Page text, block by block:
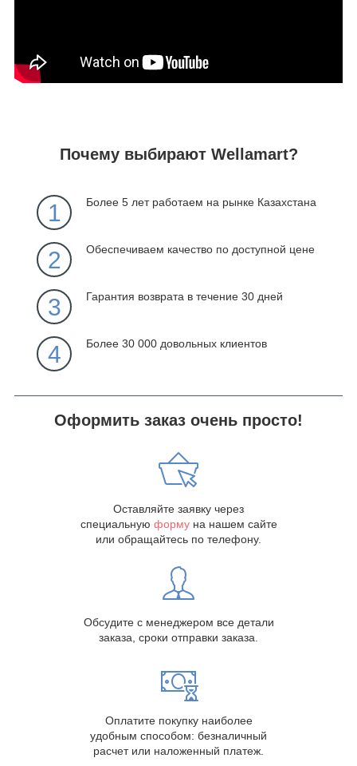
Почему выбирают Wellamart?
1 Более 5 лет работаем на рынке Казахстана
2 Обеспечиваем качество по доступной цене
3 Гарантия возврата в течение 30 дней
4 Более 30 000 довольных клиентов
Оформить заказ очень просто!
Оставляйте заявку через
специальную формуна нашем сайте
или обращайтесь по телефону.
Обсудите с менеджером все детали
заказа, сроки отправки заказа.
Оплатите покупку наиболее
удобным способом: безналичный
расчет или наложенный платеж.